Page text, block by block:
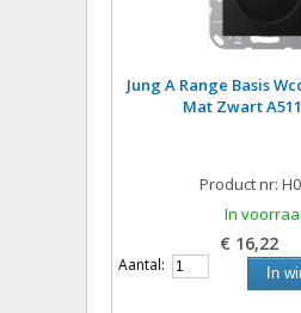
Jung A Range Basis
Mat Zwart
Product nr:
In
€ 16,22
Aantal: In